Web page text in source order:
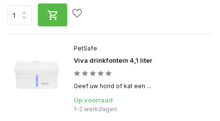
PetSafe
Viva drinkfontein 4,1 liter
Geef uw hond of kat een ...
Op voorraad
1-2 werkdagen